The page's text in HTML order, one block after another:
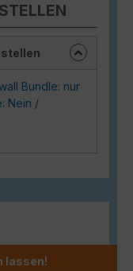
Bundle: nur
Nein /
lassen!